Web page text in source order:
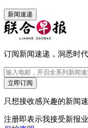
新闻速递
订阅新闻速递，洞悉时代
立即订阅
只想接收感兴趣的新闻
注册即表示我接受新报